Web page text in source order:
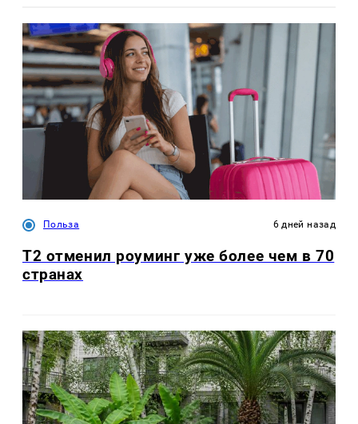
Польза 6 дней назад
Т2 отменил роуминг уже более чем в 70
странах